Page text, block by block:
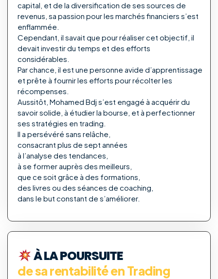
capital, et de la diversification de ses sources de
revenus, sa passion pour les marchés financiers s’est
enflammée.
Cependant, il savait que pour réaliser cet objectif, il
devait investir du temps et des efforts
considérables.
Par chance, il est une personne avide d’apprentissage
et prête à fournir les efforts pour récolter les
récompenses.
Aussitôt, Mohamed Bdj s’est engagé à acquérir du
savoir solide, à étudier la bourse, et à perfectionner
ses stratégies en trading.
Il a persévéré sans relâche,
consacrant plus de sept années
à l’analyse des tendances,
à se former auprès des meilleurs,
que ce soit grâce à des formations,
des livres ou des séances de coaching,
dans le but constant de s’améliorer.
À LA POURSUITE
de sa rentabilité en Trading